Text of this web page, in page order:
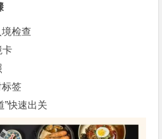
检查
卡
签
”快速出关